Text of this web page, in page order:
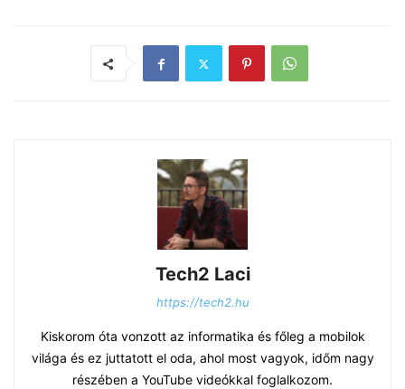
Tech2 Laci
https://tech2.hu
Kiskorom óta vonzott az informatika és főleg a mobilok
világa és ez juttatott el oda, ahol most vagyok, időm nagy
részében a YouTube videókkal foglalkozom.